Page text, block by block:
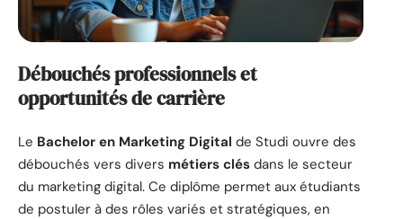
Débouchés professionnels et
opportunités de carrière
Le Bachelor en Marketing Digital de Studi ouvre des
débouchés vers divers métiers clés dans le secteur
du marketing digital. Ce diplôme permet aux étudiants
de postuler à des rôles variés et stratégiques, en